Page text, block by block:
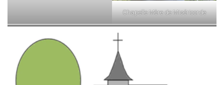
Chapelle Mère de Miséricorde